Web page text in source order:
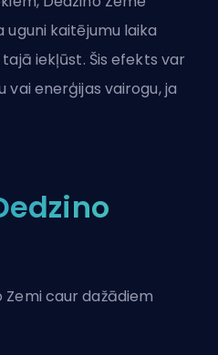
uguni kaitējumu laika
iekļūst. Šis efekts var
enerģijas vairogu, ja
caur dažādiem